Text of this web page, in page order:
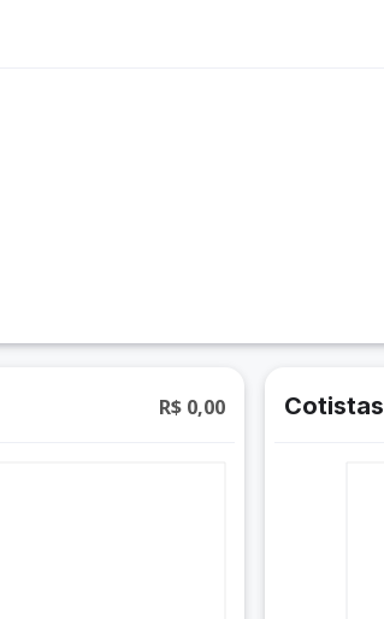
R$ 0,00 Cotistas